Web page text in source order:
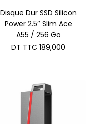
Disque Dur SSD Silicon
Power 2.5″ Slim Ace
A55 / 256 Go
DT TTC 189,000